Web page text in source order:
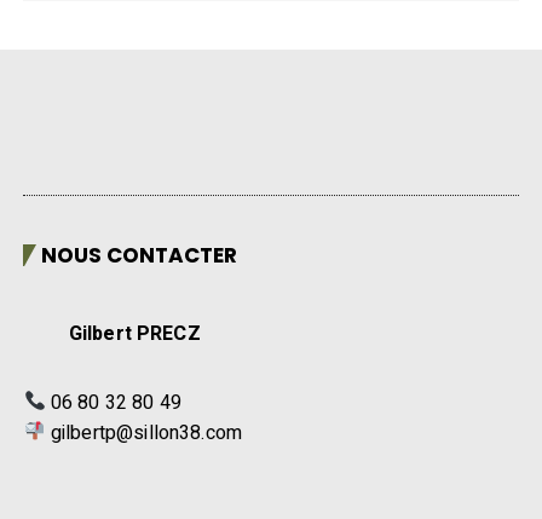
NOUS CONTACTER
Gilbert PRECZ
06 80 32 80 49
gilbertp@sillon38.com